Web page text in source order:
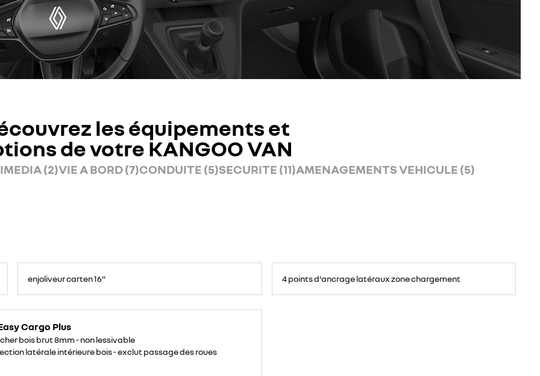
les équipements et
de votre KANGOO VAN
(2)VIE A BORD (7)CONDUITE (5)SECURITE (11)AMENAGEMENTS VEHICULE (5)
enjoliveur carten 16" 4 points d'ancrage latéraux zone chargement
Cargo Plus
bois brut 8mm - non lessivable
latérale intérieure bois - exclut passage des roues